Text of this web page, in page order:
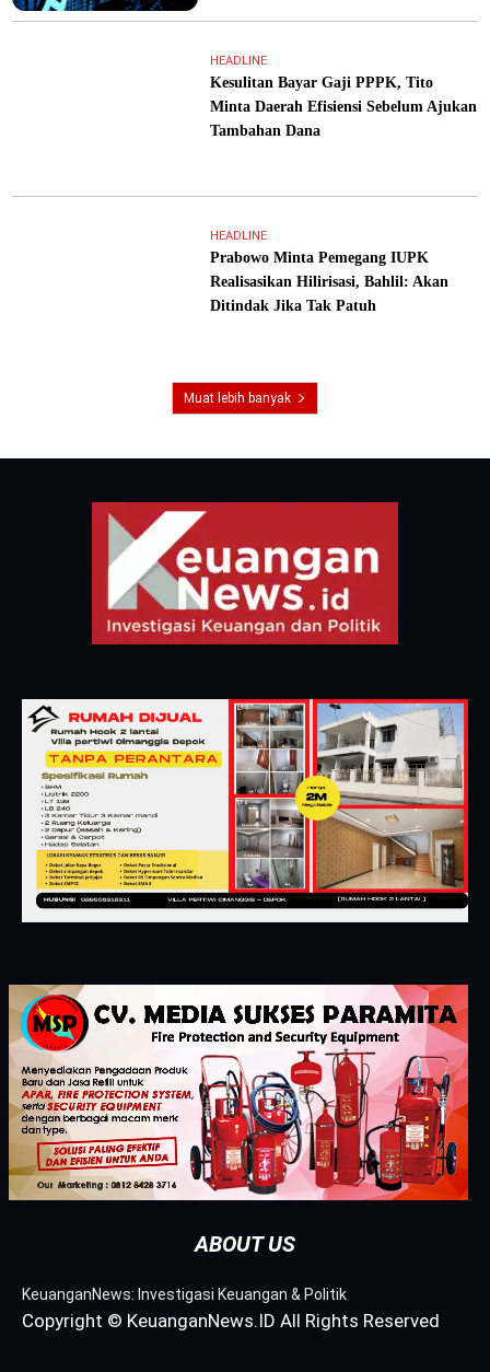
HEADLINE
Kesulitan Bayar Gaji PPPK, Tito
Minta Daerah Efisiensi Sebelum Ajukan
Tambahan Dana
HEADLINE
Prabowo Minta Pemegang IUPK
Realisasikan Hilirisasi, Bahlil: Akan
Ditindak Jika Tak Patuh
Muat lebih banyak
ABOUT US
KeuanganNews: Investigasi Keuangan & Politik
Copyright © KeuanganNews.ID All Rights Reserved